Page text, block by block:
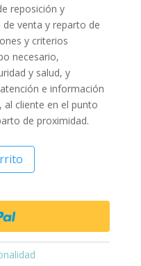
reposición y
venta y reparto de
y criterios
necesario,
y salud, y
e información
cliente en el punto
de proximidad.